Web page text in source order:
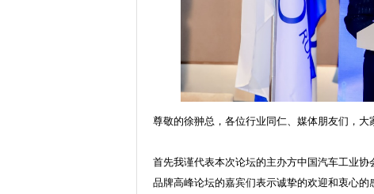
尊敬的徐翀总，各位行业同仁、媒体朋友们，大
首先我谨代表本次论坛的主办方中国汽车工业
品牌高峰论坛的嘉宾们表示诚挚的欢迎和衷心的